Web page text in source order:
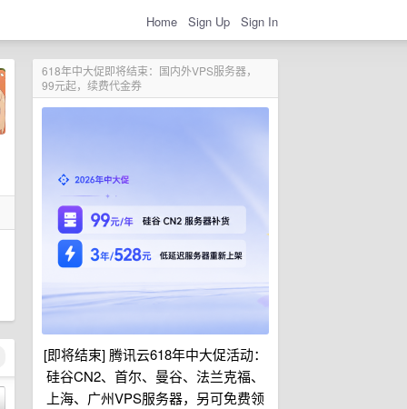
Home Sign Up Sign In
618年中大促即将结束：国内外VPS服务器，
99元起，续费代金券
[即将结束] 腾讯云618年中大促活动：
硅谷CN2、首尔、曼谷、法兰克福、
上海、广州VPS服务器，另可免费领